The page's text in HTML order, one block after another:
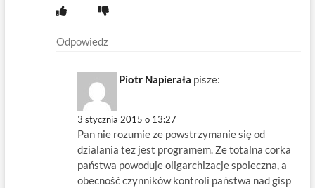
Odpowiedz
Piotr Napierała pisze:
3 stycznia 2015 o 13:27
Pan nie rozumie ze powstrzymanie się od
dzialania tez jest programem. Ze totalna corka
państwa powoduje oligarchizacje spoleczna, a
obecność czynników kontroli państwa nad gisp